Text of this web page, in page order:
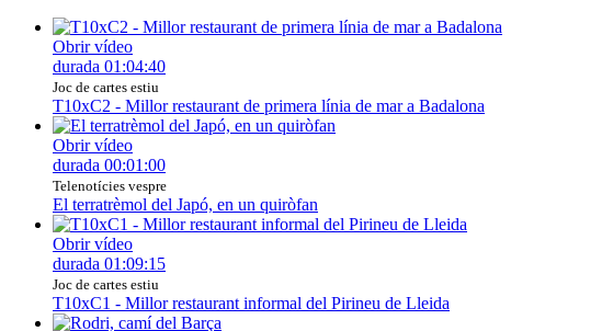
Obrir vídeo
durada 01:04:40
Joc de cartes estiu
T10xC2 - Millor restaurant de primera línia de mar a Badalona
Obrir vídeo
durada 00:01:00
Telenotícies vespre
El terratrèmol del Japó, en un quiròfan
Obrir vídeo
durada 01:09:15
Joc de cartes estiu
T10xC1 - Millor restaurant informal del Pirineu de Lleida